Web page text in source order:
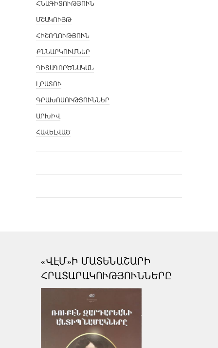
ՀՆԱԳԻՏՈՒԹՅՈՒՆ
ՄՇԱԿՈՒՅԹ
ՀԻՇՈՂՈՒԹՅՈՒՆ
ՔՆՆԱՐԿՈՒՄՆԵՐ
ԳԻՏԱԳՈՐԾՆԱԿԱՆ
ԼՐԱՏՈՒ
ԳՐԱԽՈՍՈՒԹՅՈՒՆՆԵՐ
ԱՐԽԻՎ
ՀԱՎԵԼՎԱԾ
«ՎԷՄ»Ի ՄԱՏԵՆԱՇԱՐԻ
ՀՐԱՏԱՐԱԿՈՒԹՅՈՒՆՆԵՐԸ